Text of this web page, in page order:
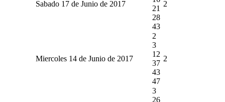
Sabado 17 de Junio de 2017
21
28
43
2
Miercoles 14 de Junio de 2017
2
3
12
37
43
47
2
3
26